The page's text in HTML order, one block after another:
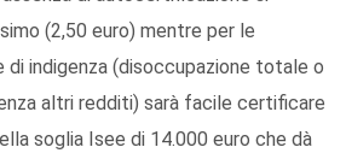
(2,50 euro) mentre per le
di indigenza (disoccupazione totale o
altri redditi) sarà facile certificare
soglia Isee di 14.000 euro che dà